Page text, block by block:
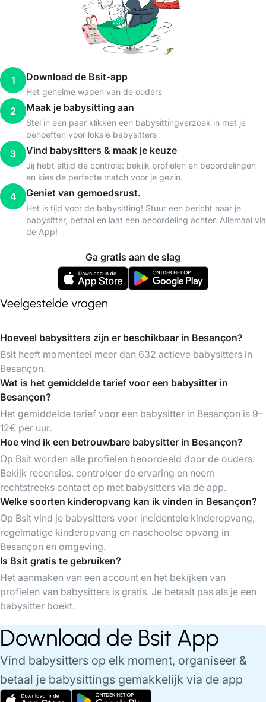
1 Download de Bsit-app
Het geheime wapen van de ouders
2 Maak je babysitting aan
Stel in een paar klikken een babysittingverzoek in met je
behoeften voor lokale babysitters
3 Vind babysitters & maak je keuze
Jij hebt altijd de controle: bekijk profielen en beoordelingen
en kies de perfecte match voor je gezin.
4 Geniet van gemoedsrust.
Het is tijd voor de babysitting! Stuur een bericht naar je
babysitter, betaal en laat een beoordeling achter. Allemaal via
de App!
Ga gratis aan de slag
Veelgestelde vragen
Hoeveel babysitters zijn er beschikbaar in Besançon?
Bsit heeft momenteel meer dan 632 actieve babysitters in
Besançon.
Wat is het gemiddelde tarief voor een babysitter in
Besançon?
Het gemiddelde tarief voor een babysitter in Besançon is 9-
12€ per uur.
Hoe vind ik een betrouwbare babysitter in Besançon?
Op Bsit worden alle profielen beoordeeld door de ouders.
Bekijk recensies, controleer de ervaring en neem
rechtstreeks contact op met babysitters via de app.
Welke soorten kinderopvang kan ik vinden in Besançon?
Op Bsit vind je babysitters voor incidentele kinderopvang,
regelmatige kinderopvang en naschoolse opvang in
Besançon en omgeving.
Is Bsit gratis te gebruiken?
Het aanmaken van een account en het bekijken van
profielen van babysitters is gratis. Je betaalt pas als je een
babysitter boekt.
Download de Bsit App
Vind babysitters op elk moment, organiseer &
betaal je babysittings gemakkelijk via de app